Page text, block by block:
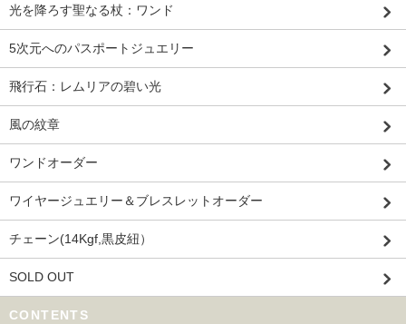
光を降ろす聖なる杖：ワンド
5次元へのパスポートジュエリー
飛行石：レムリアの碧い光
風の紋章
ワンドオーダー
ワイヤージュエリー＆ブレスレットオーダー
チェーン(14Kgf,黒皮紐）
SOLD OUT
CONTENTS